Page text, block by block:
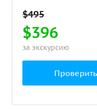
$396
за экскурсию